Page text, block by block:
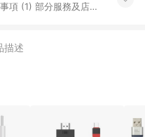
KOBO電子書，請詳閱
內結帳，才享有 LINE
贈點資格。 (4) 如
Google等其他網頁、或
描述